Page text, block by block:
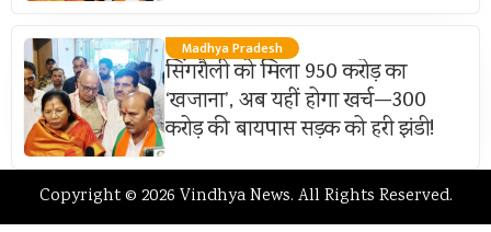
Madhya Pradesh
सिंगरौली को मिला 950 करोड़ का
‘खजाना’, अब यहीं होगा खर्च—300
करोड़ की बायपास सड़क को हरी झंडी!
Copyright © 2026 Vindhya News. All Rights Reserved.